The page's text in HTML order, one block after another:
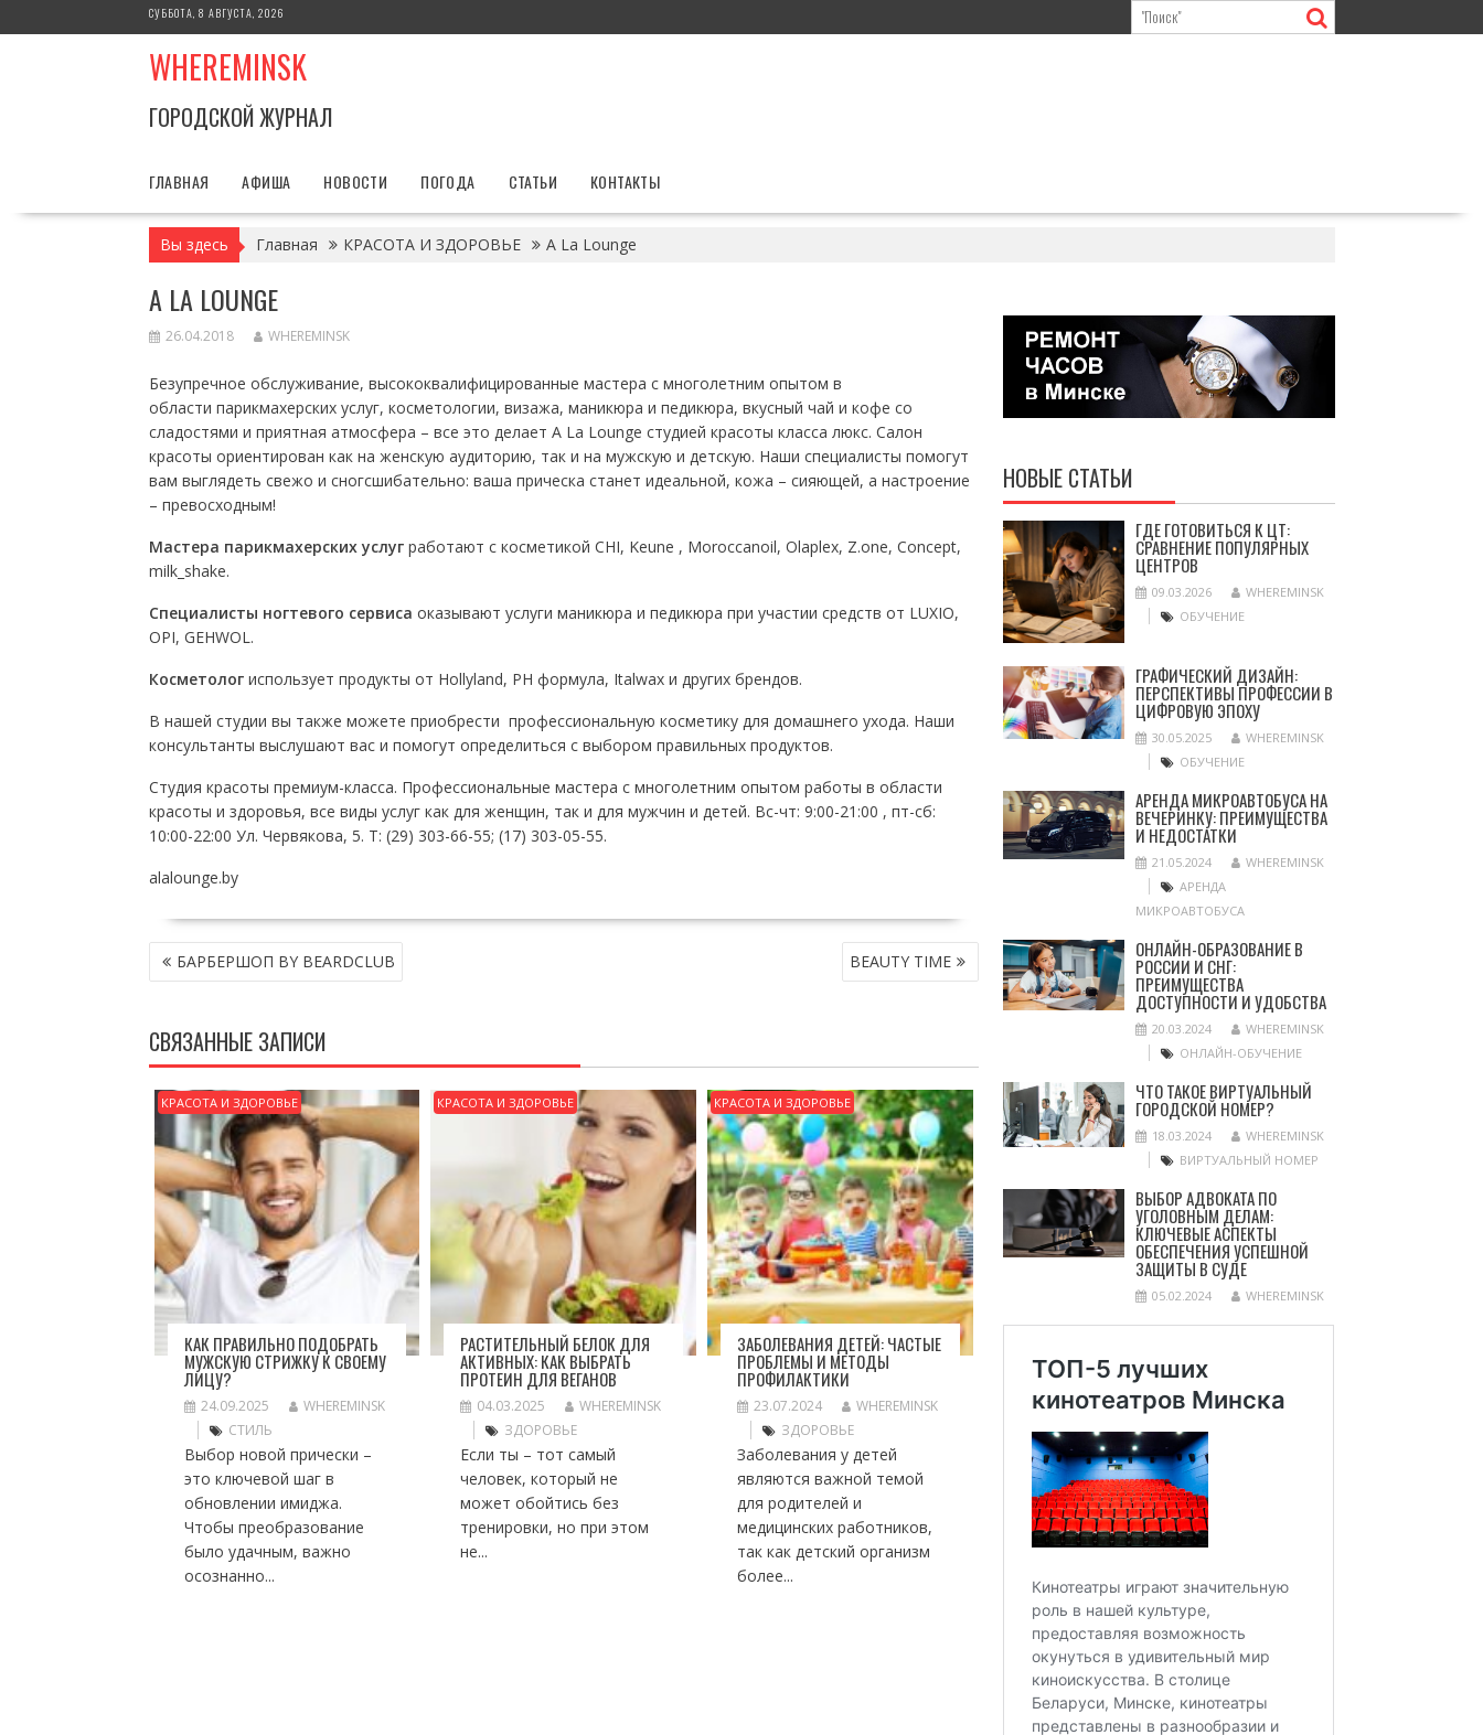
к
СУББОТА, 8 АВГУСТА, 2026
WHEREMINSK
ГОРОДСКОЙ ЖУРНАЛ
ГЛАВНАЯ АФИША НОВОСТИ ПОГОДА СТАТЬИ КОНТАКТЫ
Вы здесь Главная КРАСОТА И ЗДОРОВЬЕ A La Lounge
A LA LOUNGE
26.04.2018 WHEREMINSK
Безупречное обслуживание, высококвалифицированные мастера с многолетним опытом в
области парикмахерских услуг, косметологии, визажа, маникюра и педикюра, вкусный чай и кофе со
сладостями и приятная атмосфера – все это делает A La Lounge студией красоты класса люкс. Салон
красоты ориентирован как на женскую аудиторию, так и на мужскую и детскую. Наши специалисты помогут
вам выглядеть свежо и сногсшибательно: ваша прическа станет идеальной, кожа – сияющей, а настроение
– превосходным!
Мастера парикмахерских услугработают с косметикой CHI, Keune , Moroccanoil, Olaplex, Z.one, Concept,
milk_shake.
Специалисты ногтевого сервиса оказывают услуги маникюра и педикюра при участии средств от LUXIO,
OPI, GEHWOL.
Косметологиспользует продукты от Hollyland, PH формула, Italwax и других брендов.
В нашей студии вы также можете приобрести профессиональную косметику для домашнего ухода. Наши
консультанты выслушают вас и помогут определиться с выбором правильных продуктов.
Студия красоты премиум-класса. Профессиональные мастера с многолетним опытом работы в области
красоты и здоровья, все виды услуг как для женщин, так и для мужчин и детей. Вс-чт: 9:00-21:00 , пт-сб:
10:00-22:00 Ул. Червякова, 5. Т: (29) 303-66-55; (17) 303-05-55.
alalounge.by
НАВИГАЦИЯ
ПО БАРБЕРШОП BY BEARDCLUB BEAUTY TIME
СВЯЗАННЫЕ ЗАПИСИ
КРАСОТА И ЗДОРОВЬЕ
КАК ПРАВИЛЬНО ПОДОБРАТЬ
МУЖСКУЮ СТРИЖКУ К СВОЕМУ
ЛИЦУ?
24.09.2025
WHEREMINSK
СТИЛЬ
Выбор новой прически –
это ключевой шаг в
обновлении имиджа.
Чтобы преобразование
было удачным, важно
осознанно...
КРАСОТА И ЗДОРОВЬЕ
РАСТИТЕЛЬНЫЙ БЕЛОК ДЛЯ
АКТИВНЫХ: КАК ВЫБРАТЬ
ПРОТЕИН ДЛЯ ВЕГАНОВ
04.03.2025
WHEREMINSK
ЗДОРОВЬЕ
Если ты – тот самый
человек, который не
может обойтись без
тренировки, но при этом
не...
КРАСОТА И ЗДОРОВЬЕ
ЗАБОЛЕВАНИЯ ДЕТЕЙ: ЧАСТЫЕ
ПРОБЛЕМЫ И МЕТОДЫ
ПРОФИЛАКТИКИ
23.07.2024
WHEREMINSK
ЗДОРОВЬЕ
Заболевания у детей
являются важной темой
для родителей и
медицинских работников,
так как детский организм
более...
НОВЫЕ СТАТЬИ
ГДЕ ГОТОВИТЬСЯ К ЦТ:
СРАВНЕНИЕ ПОПУЛЯРНЫХ
ЦЕНТРОВ
09.03.2026
WHEREMINSK
ОБУЧЕНИЕ
ГРАФИЧЕСКИЙ ДИЗАЙН:
ПЕРСПЕКТИВЫ ПРОФЕССИИ В
ЦИФРОВУЮ ЭПОХУ
30.05.2025
WHEREMINSK
ОБУЧЕНИЕ
АРЕНДА МИКРОАВТОБУСА НА
ВЕЧЕРИНКУ: ПРЕИМУЩЕСТВА
И НЕДОСТАТКИ
21.05.2024
WHEREMINSK
АРЕНДА
МИКРОАВТОБУСА
ОНЛАЙН-ОБРАЗОВАНИЕ В
РОССИИ И СНГ:
ПРЕИМУЩЕСТВА
ДОСТУПНОСТИ И УДОБСТВА
20.03.2024
WHEREMINSK
ОНЛАЙН-ОБУЧЕНИЕ
ЧТО ТАКОЕ ВИРТУАЛЬНЫЙ
ГОРОДСКОЙ НОМЕР?
18.03.2024
WHEREMINSK
ВИРТУАЛЬНЫЙ НОМЕР
ВЫБОР АДВОКАТА ПО
УГОЛОВНЫМ ДЕЛАМ:
КЛЮЧЕВЫЕ АСПЕКТЫ
ОБЕСПЕЧЕНИЯ УСПЕШНОЙ
ЗАЩИТЫ В СУДЕ
05.02.2024 WHEREMINSK